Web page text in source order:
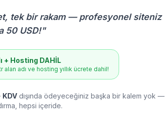
tek bir rakam — profesyonel siteniz
50 USD!"
+ Hosting DAHİL
alan adı ve hosting yıllık ücrete dahil!
KDV dışında ödeyeceğiniz başka bir kalem yok —
hepsi içeride.